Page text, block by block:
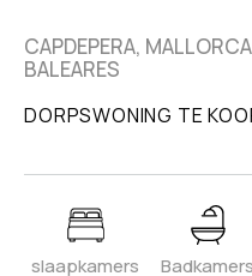
CAPDEPERA,
BALEARES
DORPSWONING TE
slaapkamers Badkamers